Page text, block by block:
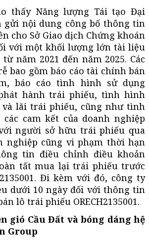
thấy Năng lượng Tái tạo Đại
gửi nội dung công bố thông tin
cho Sở Giao dịch Chứng khoán
với một khối lượng lớn tài liệu
năm 2021 đến năm 2025. Các
bao gồm báo cáo tài chính bán
báo cáo tình hình sử dụng
hành trái phiếu, tình hình
và lãi trái phiếu, cũng như tình
cam kết của doanh nghiệp
người sở hữu trái phiếu qua
nghiệp cũng vi phạm thời hạn
tin điều chỉnh điều khoản
tất mua lại trái phiếu trước
Đi kèm với đó, công ty
dưới 10 ngày đối với thông tin
lô trái phiếu ORECH2135001.
gió Cầu Đất và bóng dáng hệ
Group